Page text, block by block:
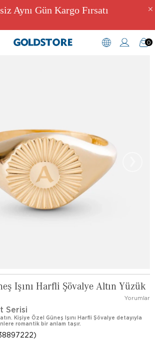
Aynı Gün Kargo Fırsatı
0
Işını Harfli Şövalye Altın Yüzük
Yorumlar
Serisi
Kişiye Özel Güneş Işını Harfli Şövalye detayıyla
romantik bir anlam taşır.